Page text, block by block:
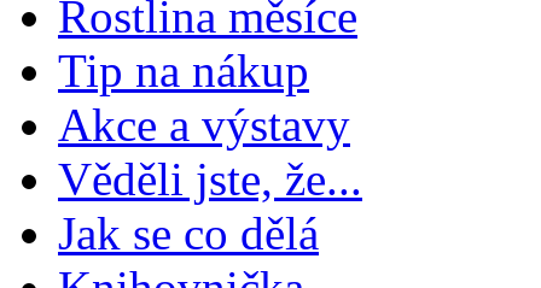
Rostlina měsíce
Tip na nákup
Akce a výstavy
Věděli jste, že...
Jak se co dělá